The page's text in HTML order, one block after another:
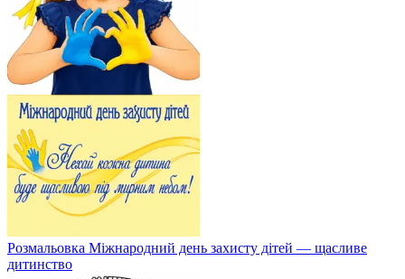
Розмальовка Міжнародний день захисту дітей — щасливе
дитинство